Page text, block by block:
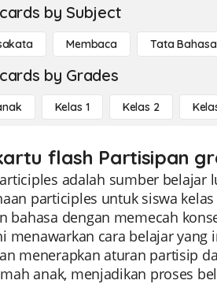
by Subject
Membaca Tata Bahasa
by Grades
Kelas 1 Kelas 2
flash Partisipan
adalah sumber belajar
participles untuk siswa
bahasa dengan memecah
menawarkan cara belajar
menerapkan aturan partisip
anak, menjadikan proses